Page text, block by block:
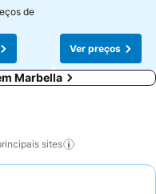
de
Ver preços
Marbella
sites